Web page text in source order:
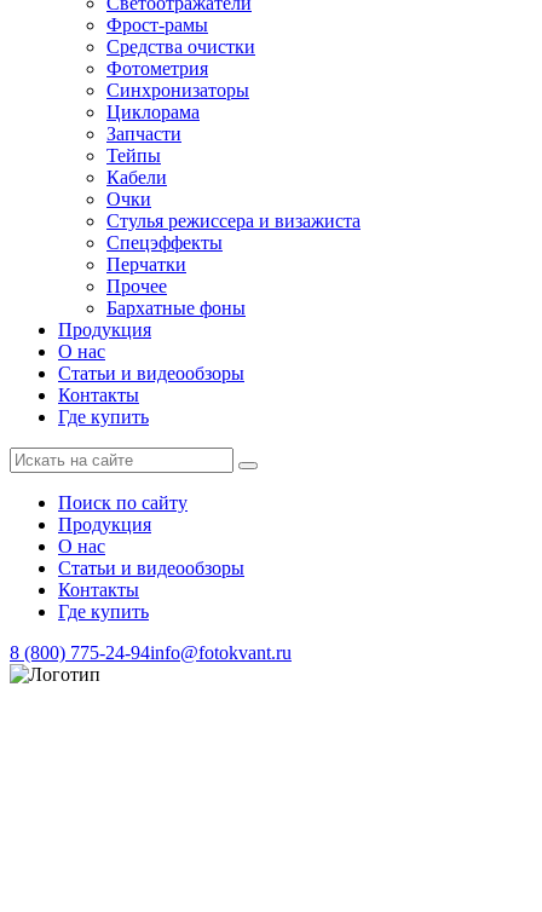
Фрост-рамы
Средства очистки
Фотометрия
Синхронизаторы
Циклорама
Запчасти
Тейпы
Кабели
Очки
Стулья режиссера и визажиста
Спецэффекты
Перчатки
Прочее
Бархатные фоны
Продукция
О нас
Статьи и видеообзоры
Контакты
Где купить
Поиск по сайту
Продукция
О нас
Статьи и видеообзоры
Контакты
Где купить
8 (800) 775-24-94info@fotokvant.ru